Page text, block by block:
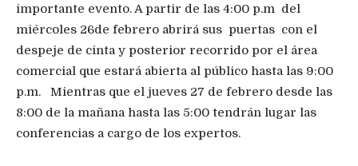
importante evento. A partir de las 4:00 p.m del
miércoles 26de febrero abrirá sus puertas con el
despeje de cinta y posterior recorrido por el área
comercial que estará abierta al público hasta las 9:00
p.m. Mientras que el jueves 27 de febrero desde las
8:00 de la mañana hasta las 5:00 tendrán lugar las
conferencias a cargo de los expertos.